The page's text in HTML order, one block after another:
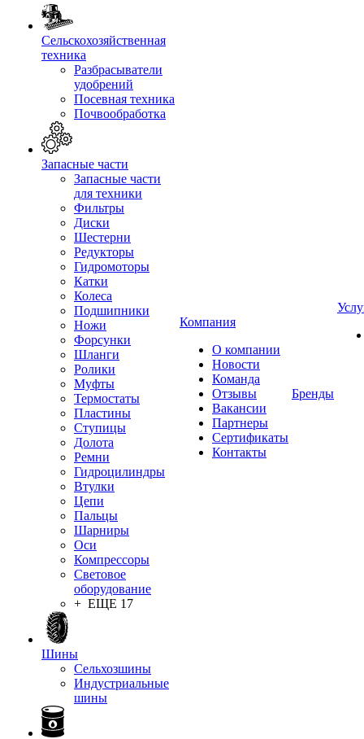
Сельскохозяйственная
техника
Разбрасыватели
удобрений
Посевная техника
Почвообработка
Запасные части
Запасные части
для техники
Фильтры
Диски
Шестерни
Редукторы
Гидромоторы
Катки
Колеса
Подшипники
Ножи
Форсунки
Шланги
Ролики
Муфты
Термостаты
Пластины
Ступицы
Долота
Ремни
Гидроцилиндры
Втулки
Цепи
Пальцы
Шарниры
Оси
Компрессоры
Световое
оборудование
+ ЕЩЕ 17
Шины
Сельхозшины
Индустриальные
шины
Компания
О компании
Новости
Команда
Отзывы
Вакансии
Партнеры
Сертификаты
Контакты
Бренды